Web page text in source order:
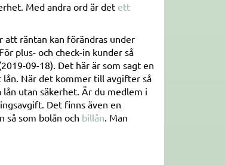
Med andra ord är det ett
att räntan kan förändras under
plus- och check-in kunder så
09-18). Det här är som sagt en
lån. När det kommer till avgifter så
utan säkerhet. Är du medlem i
Det finns även en
som bolån och billån. Man